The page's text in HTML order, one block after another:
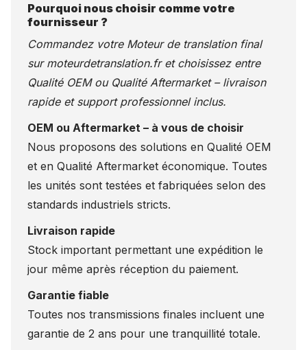
Pourquoi nous choisir comme votre
fournisseur ?
Commandez votre Moteur de translation final
sur moteurdetranslation.fret choisissez entre
Qualité OEM ou Qualité Aftermarket – livraison
rapide et support professionnel inclus.
OEM ou Aftermarket – à vous de choisir
Nous proposons des solutions en Qualité OEM
et en Qualité Aftermarket économique. Toutes
les unités sont testées et fabriquées selon des
standards industriels stricts.
Livraison rapide
Stock important permettant une expédition le
jour même après réception du paiement.
Garantie fiable
Toutes nos transmissions finales incluent une
garantie de 2 ans pour une tranquillité totale.